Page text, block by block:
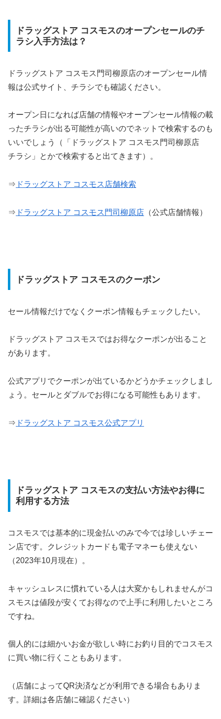
ドラッグストア コスモスのオープンセールのチ
ラシ入手方法は？
ドラッグストア コスモス門司柳原店のオープンセール情
報は公式サイト、チラシでも確認ください。
オープン日になれば店舗の情報やオープンセール情報の載
ったチラシが出る可能性が高いのでネットで検索するのも
いいでしょう（「ドラッグストア コスモス門司柳原店
チラシ」とかで検索すると出てきます）。
⇒ ドラッグストア コスモス店舗検索
⇒ ドラッグストア コスモス門司柳原店 （公式店舗情報）
ドラッグストア コスモスのクーポン
セール情報だけでなくクーポン情報もチェックしたい。
ドラッグストア コスモスではお得なクーポンが出ること
があります。
公式アプリでクーポンが出ているかどうかチェックしまし
ょう。セールとダブルでお得になる可能性もあります。
⇒ ドラッグストア コスモス公式アプリ
ドラッグストア コスモスの支払い方法やお得に
利用する方法
コスモスでは基本的に現金払いのみで今では珍しいチェー
ン店です。クレジットカードも電子マネーも使えない
（2023年10月現在）。
キャッシュレスに慣れている人は大変かもしれませんがコ
スモスは値段が安くてお得なので上手に利用したいところ
ですね。
個人的には細かいお金が欲しい時にお釣り目的でコスモス
に買い物に行くこともあります。
（店舗によってQR決済などが利用できる場合もありま
す。詳細は各店舗に確認ください）